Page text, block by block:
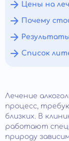
Цены на
Почему
Список
Лечение
процесс,
близких. В
работают
природу